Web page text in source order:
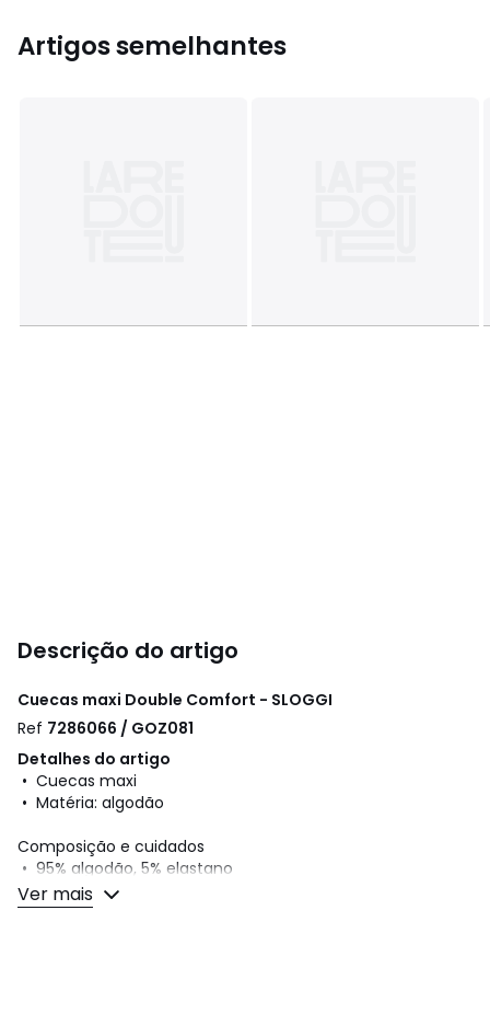
Artigos semelhantes
Descrição do artigo
Cuecas maxi Double Comfort - SLOGGI
Ref 7286066 / GOZ081
Detalhes do artigo
• Cuecas maxi
• Matéria: algodão
Composição e cuidados
• 95% algodão, 5% elastano
• Para limpar, siga as instruções que figuram na etiqueta
do artigo
Ver mais